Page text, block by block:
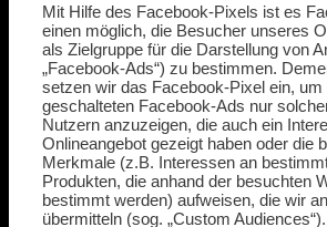
Mit Hilfe des Facebook-Pixels ist es
einen möglich, die Besucher unseres
als Zielgruppe für die Darstellung von
„Facebook-Ads“) zu bestimmen.
setzen wir das Facebook-Pixel ein, um
geschalteten Facebook-Ads nur
Nutzern anzuzeigen, die auch ein
Onlineangebot gezeigt haben oder die
Merkmale (z.B. Interessen an
Produkten, die anhand der besuchten
bestimmt werden) aufweisen, die wir
übermitteln (sog. „Custom